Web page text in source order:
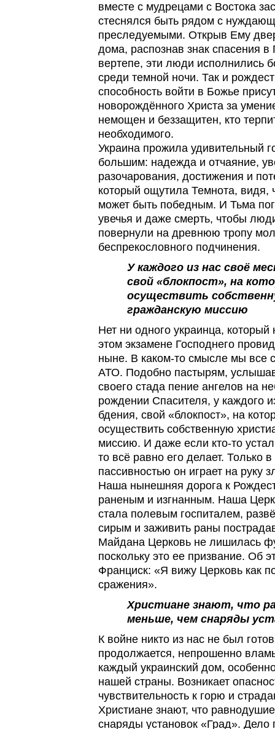
вместе с мудрецами с Востока
стеснялся быть рядом с
преследуемыми. Открыв Ему
дома, распознав знак спасения в
вертепе, эти люди исполнились
среди темной ночи. Так и
способность войти в Божье
новорождённого Христа за
немощен и беззащитен, кто
необходимого.
Украина прожила удивительный
большим: надежда и отчаяние,
разочарования, достижения и
который ощутила Темнота, видя,
может быть победным. И Тьма
увечья и даже смерть, чтобы
повернули на древнюю тропу
беспрекословного подчинения.
У каждого из нас своё
свой «блокпост», на
осуществить
гражданскую миссию
Нет ни одного украинца,
этом экзамене Господнего
ныне. В каком-то смысле мы все
АТО. Подобно пастырям,
своего стада пение ангелов на
рождении Спасителя, у каждого
бдения, свой «блокпост», на
осуществить собственную
миссию. И даже если кто-то
то всё равно его делает. Только
пассивностью он играет на руку
Наша нынешняя дорога к
раненым и изгнанным. Наша
стала полевым госпиталем,
сирым и заживить раны
Майдана Церковь не лишилась
поскольку это ее призвание. Об
Франциск: «Я вижу Церковь как
сражения».
Христиане знают, что
меньше, чем снаряды
К войне никто из нас не был
продолжается, непрошенно
каждый украинский дом,
нашей страны. Возникает
чувствительность к горю и
Христиане знают, что
снаряды установок «Град». Дело